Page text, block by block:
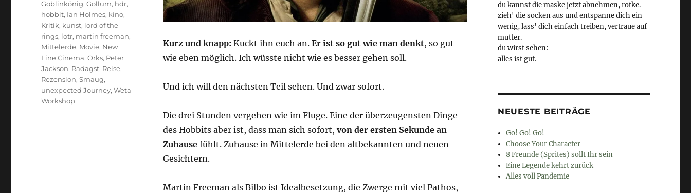
Kurz und knapp: Kuckt ihn euch an. Er ist so gut wie man denkt, so gut
wie eben möglich. Ich wüsste nicht wie es besser gehen soll.
Und ich will den nächsten Teil sehen. Und zwar sofort.
Die drei Stunden vergehen wie im Fluge. Eine der überzeugensten Dinge
des Hobbits aber ist, dass man sich sofort, von der ersten Sekunde an
Zuhausefühlt. Zuhause in Mittelerde bei den altbekannten und neuen
Gesichtern.
Martin Freeman als Bilbo ist Idealbesetzung, die Zwerge mit viel Pathos,
Goblinkönig,Gollum, hdr,
hobbit, Ian Holmes, kino,
Kritik, kunst, lord of the
rings, lotr, martin freeman,
Mittelerde, Movie, New
Line Cinema,Orks, Peter
Jackson, Radagst, Reise,
Rezension,Smaug,
unexpected Journey,Weta
Workshop
du kannst die maske jetzt abnehmen, rotke.
zieh' die socken aus und entspanne dich ein
wenig, lass' dich einfach treiben, vertraue auf
mutter.
du wirst sehen:
alles ist gut.
NEUESTE BEITRÄGE
Go! Go! Go!
Choose Your Character
8 Freunde (Sprites) sollt Ihr sein
Eine Legende kehrt zurück
Alles voll Pandemie